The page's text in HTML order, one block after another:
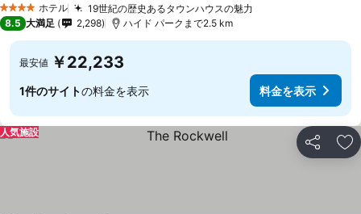
4 ホテルのランク
ホテル 19世紀の歴史あるタウンハウスの魅力
8.5 大満足 2,298 ハイド パークまで2.5 km
最安値 ￥22,233
1件のサイトの料金を表示 料金を表示
シェア お
人気施設